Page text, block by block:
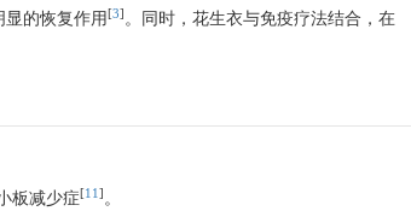
的恢复作用 [3] 。同时，花生衣与免疫疗法结合，在
板减少症[11 ] 。